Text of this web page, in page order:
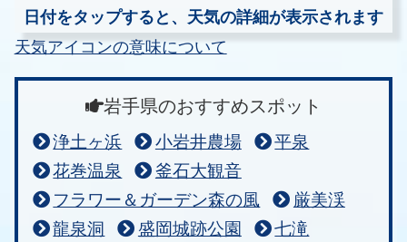
日付をタップすると、天気の詳細が表示されます
天気アイコンの意味について
岩手県のおすすめスポット
浄土ヶ浜 小岩井農場
平泉
花巻温泉
釜石大観音
フラワー＆ガーデン森の風
厳美渓
龍泉洞
盛岡城跡公園 七滝